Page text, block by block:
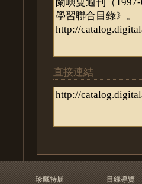
直接連結
珍藏特展
目錄導覽